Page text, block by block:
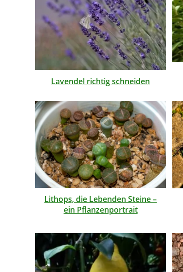
Lavendel richtig schneiden
Lithops, die Lebenden Steine –
ein Pflanzenportrait